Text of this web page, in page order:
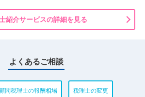
紹介サービスの詳細を見る
よくあるご相談
顧問税理士の報酬相場 税理士の変更